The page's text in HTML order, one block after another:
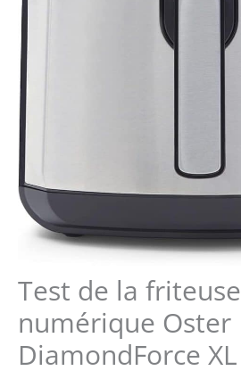
Test de la friteuse
numérique Oster
DiamondForce XL